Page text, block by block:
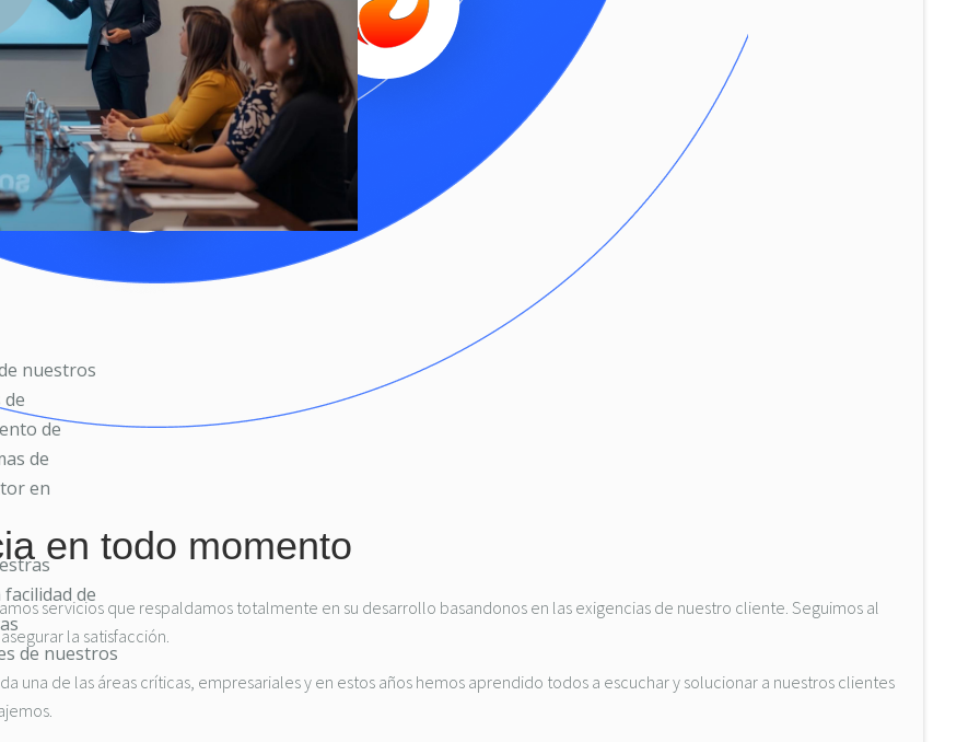
en todo momento
servicios que respaldamos totalmente en su desarrollo basandonos en las exigencias de nuestro cliente. Seguimos al
la satisfacción.
una de las áreas críticas, empresariales y en estos años hemos aprendido todos a escuchar y solucionar a nuestros clientes
nuestros
de
de
en
de
de nuestros